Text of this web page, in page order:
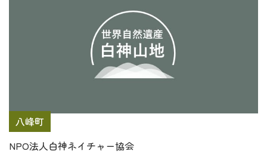
八峰町
NPO法人白神ネイチャー協会